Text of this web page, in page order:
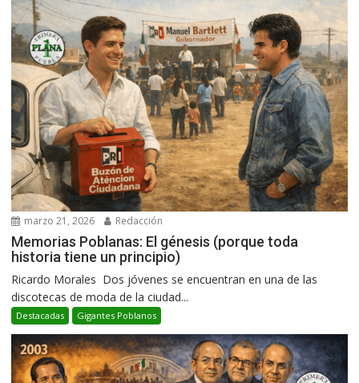
marzo 21, 2026 Redacción
Memorias Poblanas: El génesis (porque toda
historia tiene un principio)
Ricardo Morales Dos jóvenes se encuentran en una de las
discotecas de moda de la ciudad...
Destacadas Gigantes Poblanos